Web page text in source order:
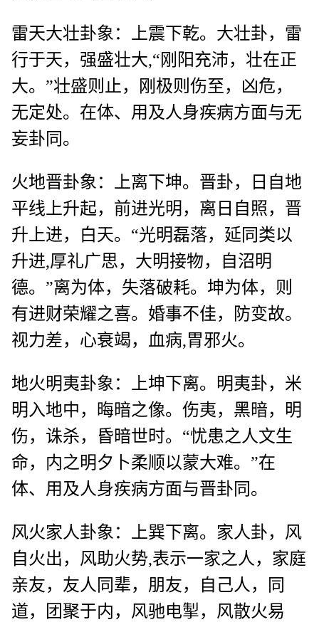
雷天大壮卦象：上震下乾。大壮卦，雷
行于天，强盛壮大,“刚阳充沛，壮在正
大。”壮盛则止，刚极则伤至，凶危，
无定处。在体、用及人身疾病方面与无
妄卦同。
火地晋卦象：上离下坤。晋卦，日自地
平线上升起，前进光明，离日自照，晋
升上进，白天。“光明磊落，延同类以
升进,厚礼广思，大明接物，自沼明
德。”离为体，失落破耗。坤为体，则
有进财荣耀之喜。婚事不佳，防变故。
视力差，心衰竭，血病,胃邪火。
地火明夷卦象：上坤下离。明夷卦，米
明入地中，晦暗之像。伤夷，黑暗，明
伤，诛杀，昏暗世时。“忧患之人文生
命，内之明夕卜柔顺以蒙大难。”在
体、用及人身疾病方面与晋卦同。
风火家人卦象：上巽下离。家人卦，风
自火出，风助火势,表示一家之人，家庭
亲友，友人同辈，朋友，自己人，同
道，团聚于内，风驰电掣，风散火易